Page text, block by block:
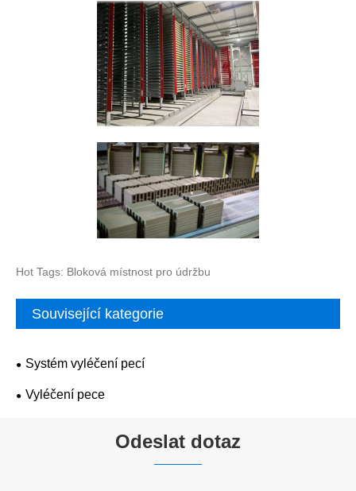
Hot Tags: Bloková místnost pro údržbu
Související kategorie
Systém vyléčení pecí
Vyléčení pece
Odeslat dotaz